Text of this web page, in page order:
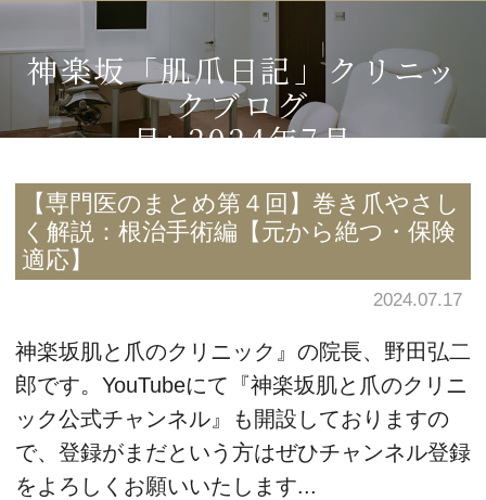
神楽坂「肌爪日記」クリニッ
クブログ
月:2024年7月
【専門医のまとめ第４回】巻き爪やさし
く解説：根治手術編【元から絶つ・保険
適応】
2024.07.17
神楽坂肌と爪のクリニック』の院長、野田弘二
郎です。YouTubeにて『神楽坂肌と爪のクリニ
ック公式チャンネル』も開設しておりますの
で、登録がまだという方はぜひチャンネル登録
をよろしくお願いいたします...